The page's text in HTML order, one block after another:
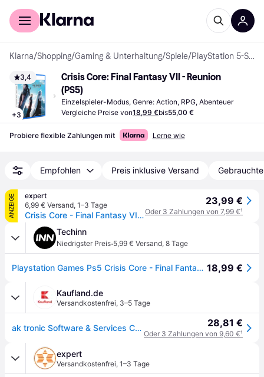
Für Shopper
Klarna/Shopping/Gaming & Unterhaltung/Spiele/ PlayStation 5-Spiele
3,4
+3
Crisis Core: Final Fantasy VII - Reunion
(PS5)
Einzelspieler-Modus, Genre: Action, RPG, Abenteuer
Vergleiche Preise von18,99 €bis55,00 €
Probiere flexible Zahlungen mit Lerne wie
Empfohlen Preis inklusive Versand
ANZEIGE
expert
6,99 € Versand, 1–3 Tage
Crisis Core - Final Fantasy VII Reunion PS5-Spiel
23,99 €
Oder 3 Zahlungen von 7,99 €¹
Techinn
Niedrigster Preis·5,99 € Versand, 8 Tage
Playstation Games Ps5 Crisis Core - Final Fantasy Vii - Reunion Mehrfarbig PAL 18,99 €
Kaufland.de
Versandkostenfrei, 3–5 Tage
ak tronic Software & Services Crisis Core Final Fantasy VII Reunion, PlayStation 5, T (Jugendliche) 28,81 €
Oder 3 Zahlungen von 9,60 €¹
expert
Versandkostenfrei, 1–3 Tage